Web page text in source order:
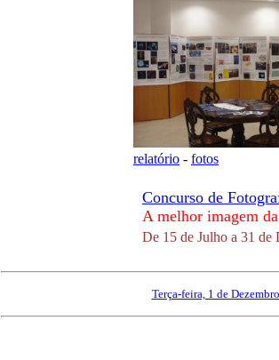
relatório - fotos
Concurso de
A melhor imagem
De 15 de Julho a 31 de
Terça-feira, 1 de